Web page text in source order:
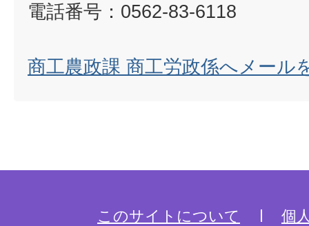
電話番号：0562-83-6118
商工農政課 商工労政係へメール
このサイトについて 個